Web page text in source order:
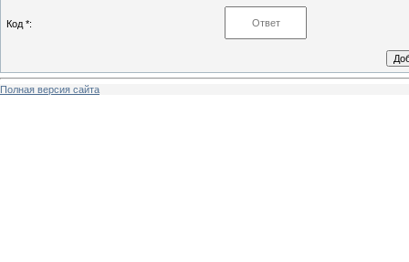
Код *:
Полная версия сайта